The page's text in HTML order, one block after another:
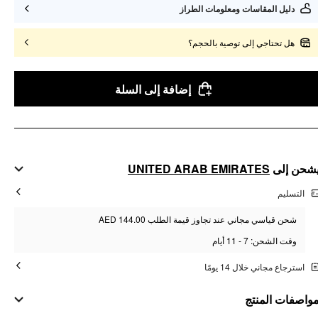
دليل المقاسات ومعلومات الطراز
هل تحتاجي إلى توصية بالحجم؟
إضافة إلى السلة
إلى UNITED ARAB EMIRATES
التسليم
شحن قياسي مجاني عند تجاوز قيمة الطلب AED 144.00
وقت الشحن: 7 - 11 أيام
استرجاع مجاني خلال 14 يومًا
المنتج